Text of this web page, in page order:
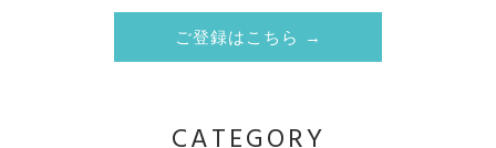
ご登録はこちら →